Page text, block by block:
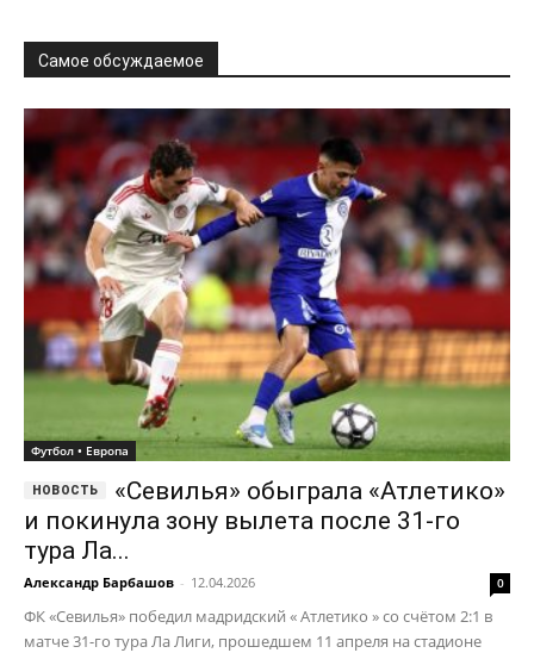
Самое обсуждаемое
Футбол • Европа
«Севилья» обыграла «Атлетико»
и покинула зону вылета после 31-го
тура Ла...
Александр Барбашов - 12.04.2026 0
ФК «Севилья» победил мадридский « Атлетико » со счётом 2:1 в
матче 31-го тура Ла Лиги, прошедшем 11 апреля на стадионе